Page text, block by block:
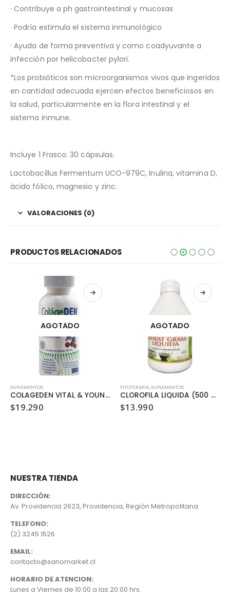
· Contribuye a ph gastrointestinal y mucosas
· Podría estimula el sistema inmunológico
· Ayuda de forma preventiva y como coadyuvante a
infección por helicobacter pylori.
*Los probióticos son microorganismos vivos que ingeridos
en cantidad adecuada ejercen efectos beneficiosos en
la salud, particularmente en la flora intestinal y el
sistema inmune.
Incluye 1 Frasco: 30 cápsulas.
Lactobacillus Fermentum UCO-979C, Inulina, vitamina D,
ácido fólico, magnesio y zinc.
VALORACIONES (0)
PRODUCTOS RELACIONADOS
AGOTADO
SUPLEMENTOS
COLAGEDEN VITAL & YOUNG 90 CAPSULAS
$19.290
AGOTADO
FITOTERAPIA,SUPLEMENTOS
CLOROFILA LIQUIDA (500 ML)
$13.990
NUESTRA TIENDA
DIRECCIÓN:
Av. Providencia 2623, Providencia, Región Metropolitana
TELEFONO:
(2) 3245 1526
EMAIL:
contacto@sanomarket.cl
HORARIO DE ATENCION:
Lunes a Viernes de 10:00 a las 20:00 hrs.